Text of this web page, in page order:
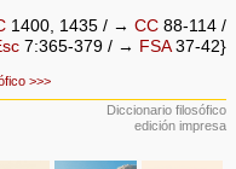
1400, 1435 / → CC88-114 /
7:365-379 / → FSA37-42}
>>>
Diccionario filosófico
edición impresa